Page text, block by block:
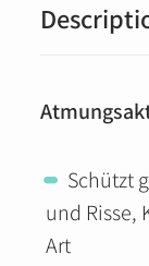
Schützt
und Risse,
Art